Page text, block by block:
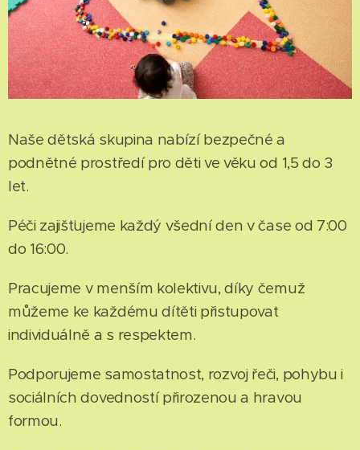
Naše dětská skupina nabízí bezpečné a
podnětné prostředí pro děti ve věku od 1,5 do 3
let.
Péči zajišťujeme každý všední den v čase od 7:00
do 16:00.
Pracujeme v menším kolektivu, díky čemuž
můžeme ke každému dítěti přistupovat
individuálně a s respektem.
Podporujeme samostatnost, rozvoj řeči, pohybu i
sociálních dovedností přirozenou a hravou
formou.